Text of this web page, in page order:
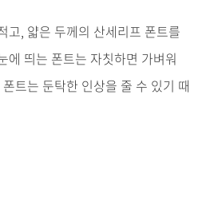
고, 얇은 두께의 산세리프 폰트를
에 띄는 폰트는 자칫하면 가벼워
폰트는 둔탁한 인상을 줄 수 있기 때